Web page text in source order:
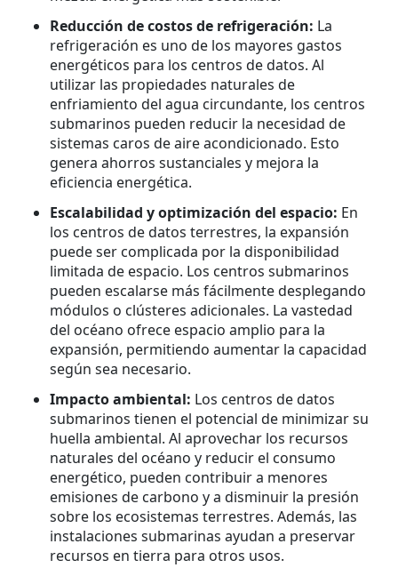
Reducción de costos de refrigeración: La
refrigeración es uno de los mayores gastos
energéticos para los centros de datos. Al
utilizar las propiedades naturales de
enfriamiento del agua circundante, los centros
submarinos pueden reducir la necesidad de
sistemas caros de aire acondicionado. Esto
genera ahorros sustanciales y mejora la
eficiencia energética.
Escalabilidad y optimización del espacio: En
los centros de datos terrestres, la expansión
puede ser complicada por la disponibilidad
limitada de espacio. Los centros submarinos
pueden escalarse más fácilmente desplegando
módulos o clústeres adicionales. La vastedad
del océano ofrece espacio amplio para la
expansión, permitiendo aumentar la capacidad
según sea necesario.
Impacto ambiental: Los centros de datos
submarinos tienen el potencial de minimizar su
huella ambiental. Al aprovechar los recursos
naturales del océano y reducir el consumo
energético, pueden contribuir a menores
emisiones de carbono y a disminuir la presión
sobre los ecosistemas terrestres. Además, las
instalaciones submarinas ayudan a preservar
recursos en tierra para otros usos.